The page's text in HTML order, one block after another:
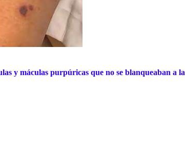
y máculas purpúricas que no se blanqueaban a la